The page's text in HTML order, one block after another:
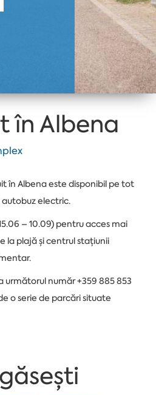
în Albena
în Albena este disponibil pe tot
autobuz electric.
– 10.09) pentru acces mai
la plajă și centrul stațiunii
următorul număr +359 885 853
o serie de parcări situate